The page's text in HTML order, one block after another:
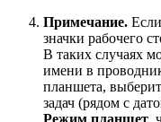
Примечание.
значки рабочего
В таких случаях
имени в
планшета,
задач (рядом с
Режим планшет,